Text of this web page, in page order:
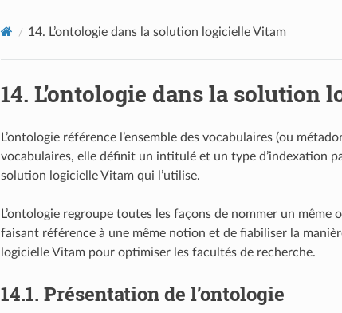
14. L’ontologie dans la solution logicielle Vitam
14. L’ontologie dans la solution
L’ontologie référence l’ensemble des vocabulaires (ou
vocabulaires, elle définit un intitulé et un type d’indexation
solution logicielle Vitam qui l’utilise.
L’ontologie regroupe toutes les façons de nommer un
faisant référence à une même notion et de fiabiliser la
logicielle Vitam pour optimiser les facultés de recherche.
14.1. Présentation de l’ontologie